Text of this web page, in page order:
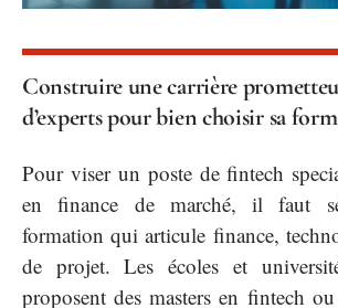
Construire une carrière
d’experts pour bien choisir sa
Pour viser un poste de fintech
en finance de marché, il faut
formation qui articule finance,
de projet. Les écoles et
proposent des masters en fintech